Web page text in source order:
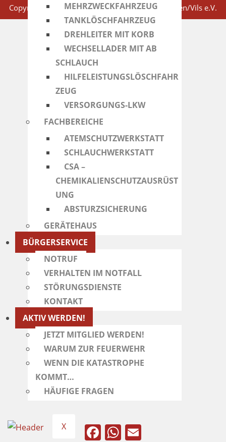
MEHRZWECKFAHRZEUG
TANKLÖSCHFAHRZEUG
DREHLEITER MIT KORB
WECHSELLADER MIT AB
SCHLAUCH
HILFELEISTUNGSLÖSCHFAHR
ZEUG
VERSORGUNGS-LKW
FACHBEREICHE
ATEMSCHUTZWERKSTATT
SCHLAUCHWERKSTATT
CSA –
CHEMIKALIENSCHUTZAUSRÜST
UNG
ABSTURZSICHERUNG
GERÄTEHAUS
BÜRGERSERVICE
NOTRUF
VERHALTEN IM NOTFALL
STÖRUNGSDIENSTE
KONTAKT
AKTIV WERDEN!
JETZT MITGLIED WERDEN!
WARUM ZUR FEUERWEHR
WENN DIE KATASTROPHE
KOMMT…
HÄUFIGE FRAGEN
X
Copyright 2026 - Freiwillige Feuerwehr Taufkirchen/Vils e.V.
a
W
h